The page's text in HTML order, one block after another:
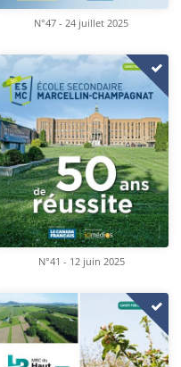
N°47 - 24 juillet 2025
N°41 - 12 juin 2025